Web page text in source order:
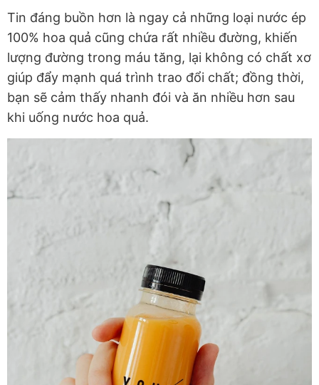
Tin đáng buồn hơn là ngay cả những loại nước ép
100% hoa quả cũng chứa rất nhiều đường, khiến
lượng đường trong máu tăng, lại không có chất xơ
giúp đẩy mạnh quá trình trao đổi chất; đồng thời,
bạn sẽ cảm thấy nhanh đói và ăn nhiều hơn sau
khi uống nước hoa quả.